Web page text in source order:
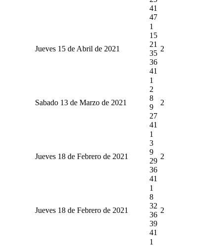
41
47
Jueves 15 de Abril de 2021
1
15
21
35
36
41
2
Sabado 13 de Marzo de 2021
1
2
8
9
27
41
2
Jueves 18 de Febrero de 2021
1
3
9
29
36
41
2
Jueves 18 de Febrero de 2021
1
8
32
36
39
41
2
1